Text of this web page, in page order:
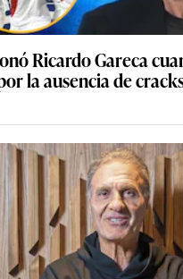
Ricardo Gareca
la ausencia de